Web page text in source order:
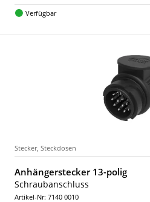
Verfügbar
Stecker, Steckdosen
Anhängerstecker 13-polig
Schraubanschluss
Artikel-Nr: 7140 0010